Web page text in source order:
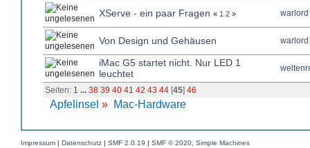
XServe - ein paar Fragen « 1 2 » warlord
Von Design und Gehäusen warlord
iMac G5 startet nicht. Nur LED 1
leuchtet
Seiten: 1 ... 38 39 40 41 42 43 44 [45] 46
Apfelinsel » Mac-Hardware
Impressum Datenschutz SMF 2.0.19 SMF © 2020, Simple Machines